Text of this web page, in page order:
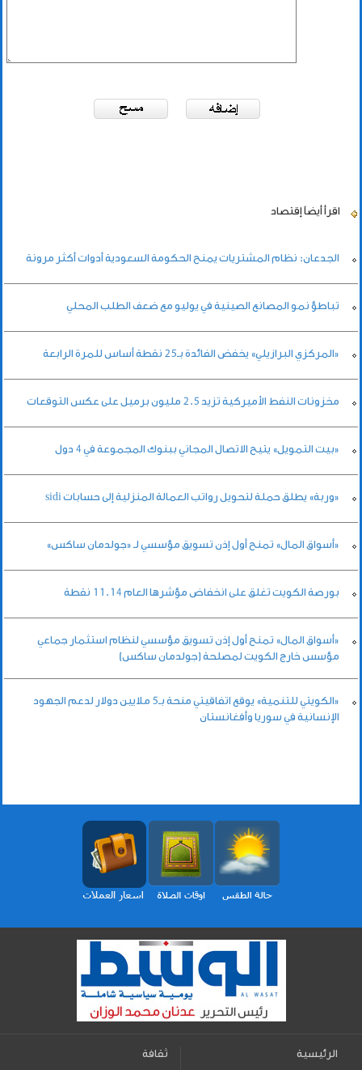
اقرأ أيضاً إقتصاد
الجدعان: نظام المشتريات يمنح الحكومة السعودية أدوات أكثر مرونة
تباطؤ نمو المصانع الصينية في يوليو مع ضعف الطلب المحلي
«المركزي البرازيلي» يخفض الفائدة بـ25 نقطة أساس للمرة الرابعة
مخزونات النفط الأميركية تزيد 2.5 مليون برميل على عكس التوقعات
«بيت التمويل» يتيح الاتصال المجاني ببنوك المجموعة في 4 دول
«وربة» يطلق حملة لتحويل رواتب العمالة المنزلية إلى حسابات sidi
«أسواق المال» تمنح أول إذن تسويق مؤسسي لـ «جولدمان ساكس»
بورصة الكويت تغلق على انخفاض مؤشرها العام 11.14 نقطة
«أسواق المال» تمنح أول إذن تسويق مؤسسي لنظام استثمار جماعي
مؤسس خارج الكويت لمصلحة (جولدمان ساكس)
«الكويتي للتنمية» يوقع اتفاقيتي منحة بـ5 ملايين دولار لدعم الجهود
الإنسانية في سوريا وأفغانستان
الرئيسية
ثقافة